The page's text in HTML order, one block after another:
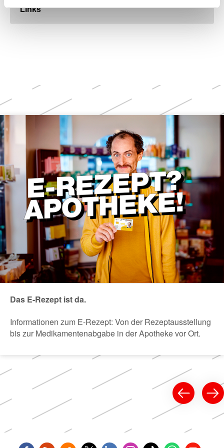
Links
Weitere
Themen
Das E-Rezept ist da.
Informationen zum E-Rezept: Von der Rezeptausstellung
bis zur Medikamentenabgabe in der Apotheke vor Ort.